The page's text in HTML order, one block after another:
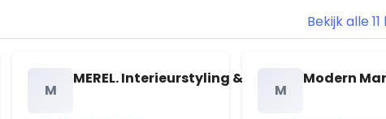
Centrum
Cornelis Evertsenstraat en
Bekijk alle
M
MEREL. Interieurstyling & advies
M
Modern